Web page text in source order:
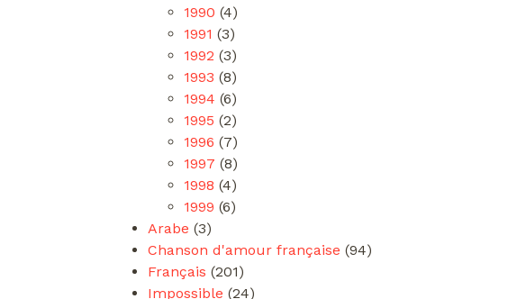
1990 (4)
1991 (3)
1992 (3)
1993 (8)
1994 (6)
1995 (2)
1996 (7)
1997 (8)
1998 (4)
1999 (6)
Arabe (3)
Chanson d'amour française (94)
Français (201)
Impossible (24)